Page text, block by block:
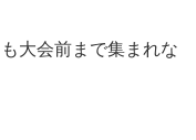
大会前まで集まれな